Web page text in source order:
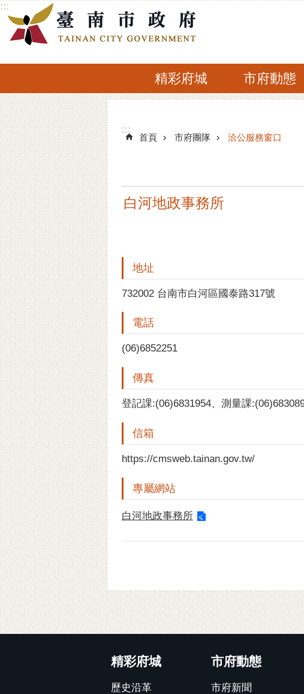
跳到主要內容區塊
:::
精彩府城 市府動態
:::
:::
首頁 市府團隊 洽公服務窗口
白河地政事務所
地址
732002 台南市白河區國泰路317號
電話
(06)6852251
傳真
登記課:(06)6831954、測量課
信箱
https://cmsweb.tainan.gov.tw/
專屬網站
白河地政事務所
精彩府城
歷史沿革
市府動態
市府新聞